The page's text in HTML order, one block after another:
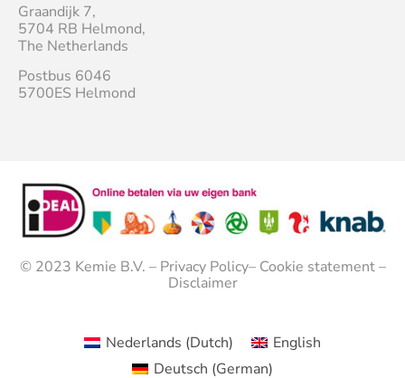
Graandijk 7,
5704 RB Helmond,
The Netherlands
Postbus 6046
5700ES Helmond
© 2023 Kemie B.V. – Privacy Policy– Cookie statement–
Disclaimer
Nederlands (Dutch)
English
Deutsch (German)